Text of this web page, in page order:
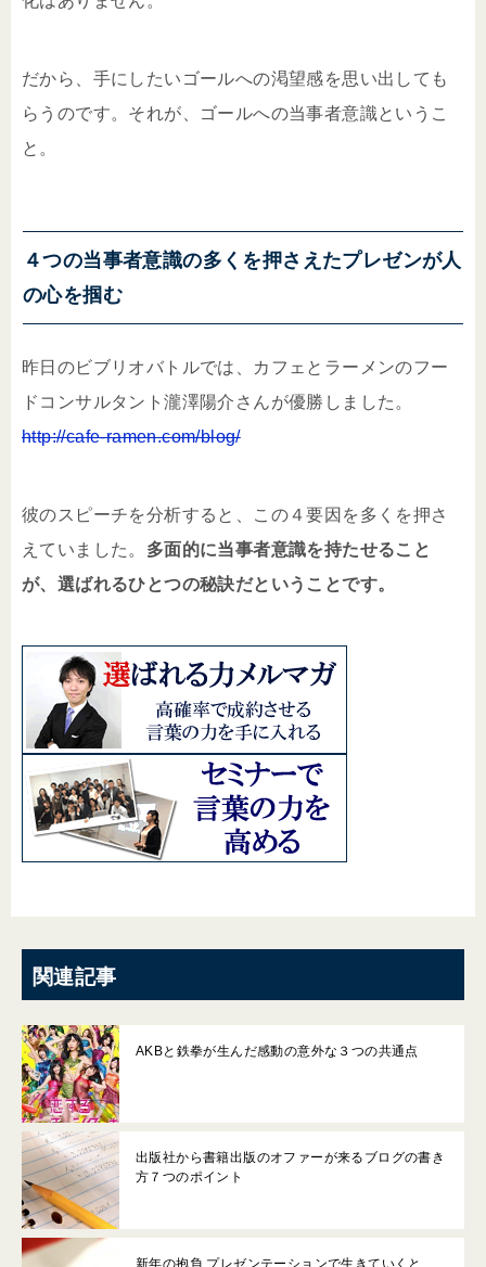
だから、手にしたいゴールへの渇望感を思い出しても
らうのです。それが、ゴールへの当事者意識というこ
と。
４つの当事者意識の多くを押さえたプレゼンが人
の心を掴む
昨日のビブリオバトルでは、カフェとラーメンのフー
ドコンサルタント瀧澤陽介さんが優勝しました。
http://cafe-ramen.com/blog/
彼のスピーチを分析すると、この４要因を多くを押さ
えていました。 多面的に当事者意識を持たせること
が、選ばれるひとつの秘訣だということです。
関連記事
AKBと鉄拳が生んだ感動の意外な３つの共通点
出版社から書籍出版のオファーが来るブログの書き
方７つのポイント
新年の抱負 プレゼンテーションで生きていくと、